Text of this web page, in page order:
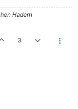
Hadern
3